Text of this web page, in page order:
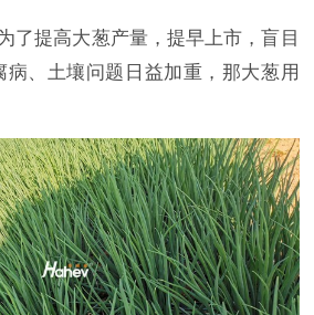
了提高大葱产量，提早上市，盲目
、土壤问题日益加重，那大葱用